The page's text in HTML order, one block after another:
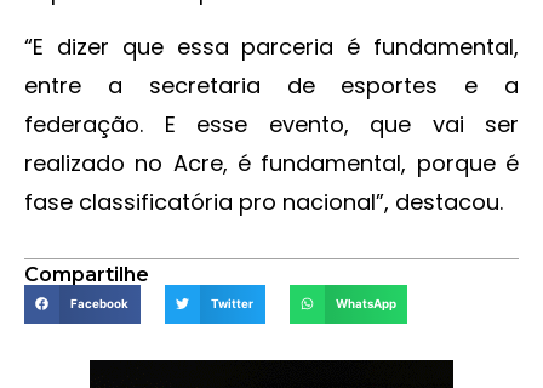
“E dizer que essa parceria é fundamental,
entre a secretaria de esportes e a
federação. E esse evento, que vai ser
realizado no Acre, é fundamental, porque é
fase classificatória pro nacional”, destacou.
Compartilhe
Facebook Twitter WhatsApp